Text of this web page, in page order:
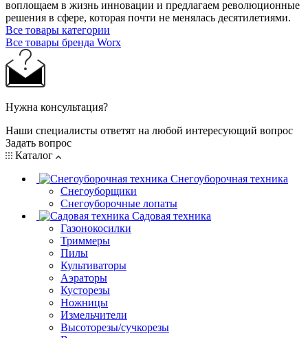
воплощаем в жизнь инновации и предлагаем революционные
решения в сфере, которая почти не менялась десятилетиями.
Все товары категории
Все товары бренда Worx
Нужна консультация?
Наши специалисты ответят на любой интересующий вопрос
Задать вопрос
Каталог
Снегоуборочная техника
Снегоуборщики
Снегоуборочные лопаты
Садовая техника
Газонокосилки
Триммеры
Пилы
Культиваторы
Аэраторы
Кусторезы
Ножницы
Измельчители
Высоторезы/сучкорезы